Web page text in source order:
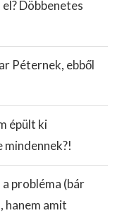
Döbbenetes
Péternek, ebből
épült ki
probléma (bár
hanem amit